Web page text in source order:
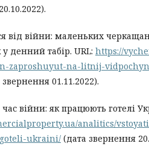
від війни: маленьких
денний табір. URL: https://
zaproshuyut-na-litnij-
01.11.2022).
час війни: як працюють готелі
analitics/
ukraini/ (дата звернення